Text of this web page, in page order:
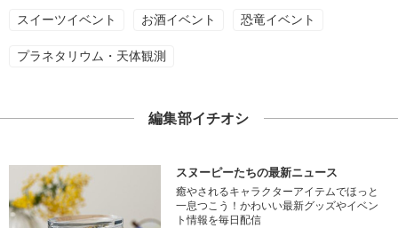
スイーツイベント お酒イベント 恐竜イベント
プラネタリウム・天体観測
編集部イチオシ
スヌーピーたちの最新ニュース
癒やされるキャラクターアイテムでほっと
一息つこう！かわいい最新グッズやイベン
ト情報を毎日配信